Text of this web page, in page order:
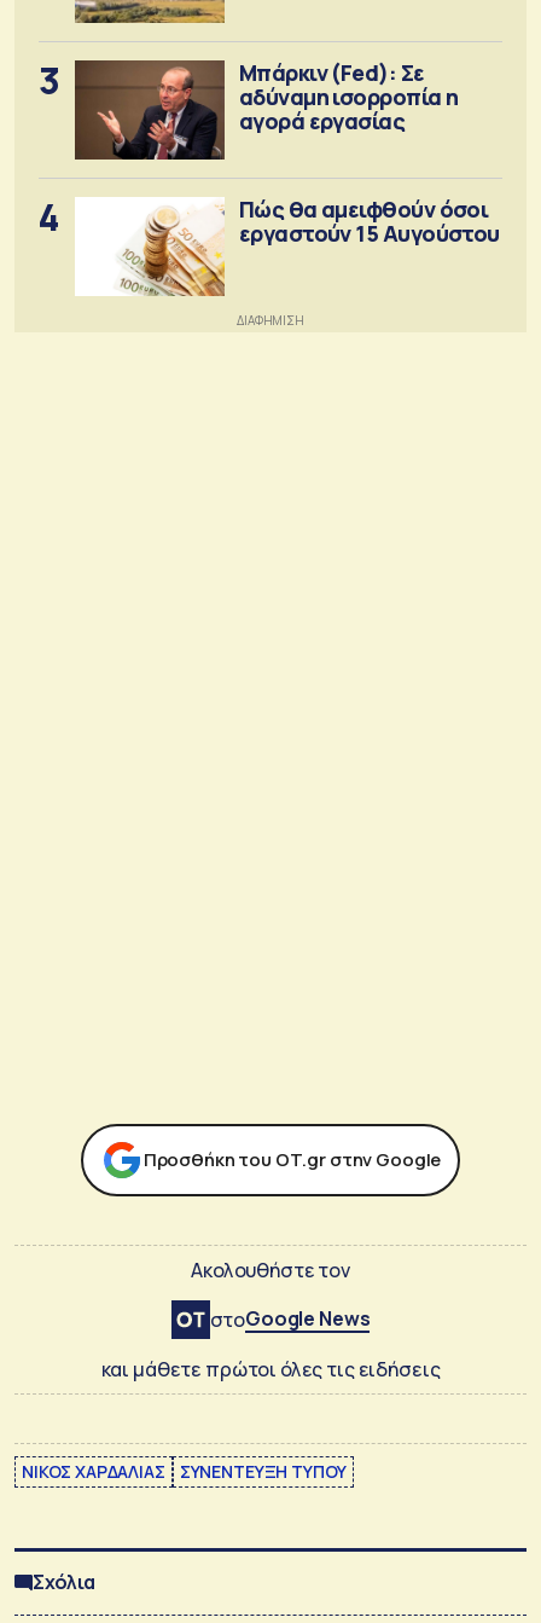
3
Μπάρκιν (Fed): Σε
αδύναμη ισορροπία η
αγορά εργασίας
4
Πώς θα αμειφθούν όσοι
εργαστούν 15 Αυγούστου
Προσθήκη του ΟΤ.gr στην Google
Ακολουθήστε τον
στοGoogle News
και μάθετε πρώτοι όλες τις ειδήσεις
ΝΙΚΟΣ ΧΑΡΔΑΛΙΑΣ ΣΥΝΕΝΤΕΥΞΗ ΤΥΠΟΥ
Σχόλια